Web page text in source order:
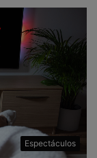
Espectáculos